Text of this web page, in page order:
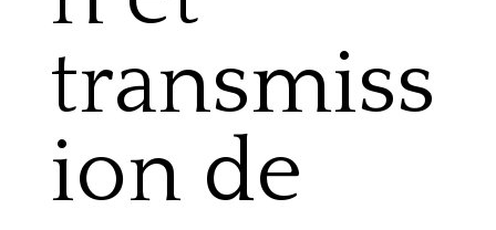
transmiss
ion de